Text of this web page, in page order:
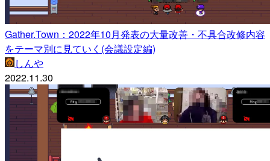
Gather.Town：2022年10月発表の大量改善・不具合改修内容
をテーマ別に見ていく(会議設定編)
しんや
2022.11.30